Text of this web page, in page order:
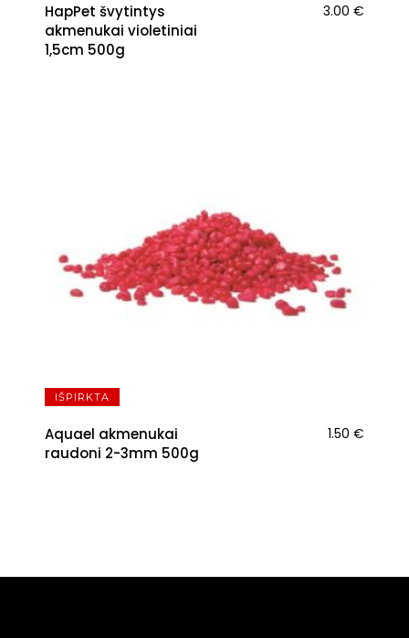
HapPet švytintys
akmenukai violetiniai
1,5cm 500g
3.00 €
IŠPIRKTA
Aquael akmenukai
raudoni 2-3mm 500g
1.50 €